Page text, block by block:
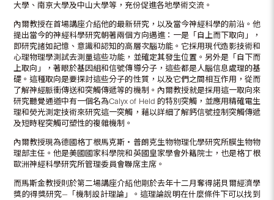
大學、南京大學及中山大學等，充份促進各地學術交流。
內爾教授在首場講座介紹他的最新研究，以及當今神經科學的前沿。他
提出當今的神經科學研究朝著兩個方向邁進：一是「自上而下取向」，
即研究諸如記憶、意識和認知的高層次腦功能。它採用現代造影技術和
心理物理學測試去測量這些功能，並確定其發生位置。另外是「自下而
上取向」，著眼於基因組和信號傳導分子，這些都是人腦信息處理的基
礎。這種取向是要探討這些分子的性質，以及它們之間相互作用，從而
了解神經脈衝傳送和突觸傳遞等的機制。內爾教授就是採用這一取向來
研究聽覺通道中有一個名為Calyx of Held 的特別突觸，並應用精確電生
理和熒光測定技術來研究這一突觸，藉以詳細了解鈣信號控制突觸傳遞
及短時程突觸可塑性的複雜機制。
內爾教授現為德國格丁根馬克斯‧普朗克生物物理化學研究所膜生物物
理部主任。他是美國國家科學院和英國皇家學會外籍院士，也是格丁根
歐洲神經科學研究所管理委員會聯席主席。
而馬斯金教授則於第二場講座介紹他剛於去年十二月奪得諾貝爾經濟學
獎的得獎研究—「機制設計理論」。這理論說明在什麼條件下可以找到